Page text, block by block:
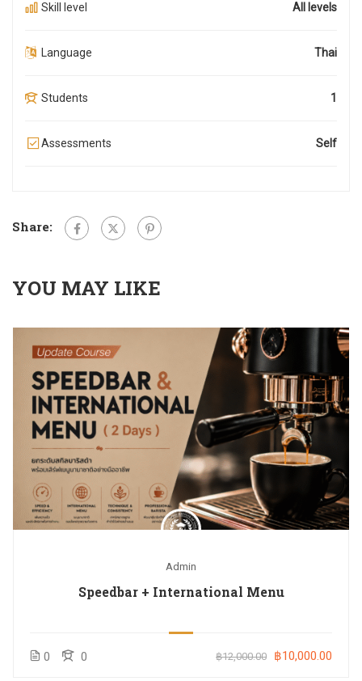
Skill level All levels
Language Thai
Students 1
Assessments Self
Share:
YOU MAY LIKE
Admin
Speedbar + International Menu
0 0 ฿12,000.00 ฿10,000.00